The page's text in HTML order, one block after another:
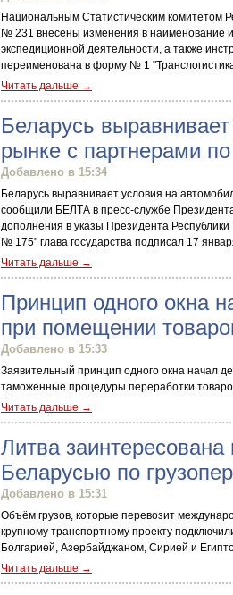
Национальным Статистическим комитетом
№ 231 внесены изменения в наименование
экспедиционной деятельности, а также
переименована в форму № 1
Читать дальше →
Беларусь
рынке с партнерами
Добавлено в 15:34
Беларусь выравнивает условия на
сообщили БЕЛТА в пресс-службе
дополнения в указы Президента
№ 175" глава государства подписал 17
Читать дальше →
Принцип одного окна
при помещении
Добавлено в 15:33
Заявительный принцип одного окна начал
таможенные процедуры переработки
Читать дальше →
Литва заинтересована
Беларусью по
Добавлено в 15:31
Объём грузов, которые перевозит
крупному транспортному проекту
Болгарией, Азербайджаном, Сирией и
Читать дальше →